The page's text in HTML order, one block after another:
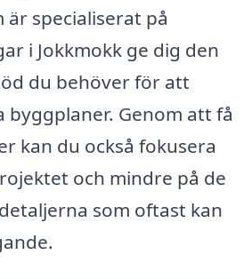
specialiserat på
i Jokkmokk ge dig den
du behöver för att
Genom att få
kan du också fokusera
och mindre på de
som oftast kan